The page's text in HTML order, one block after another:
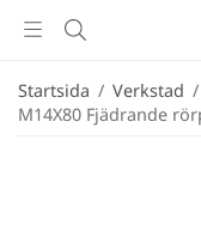
Startsida / Verkstad /
M14X80 Fjädrande